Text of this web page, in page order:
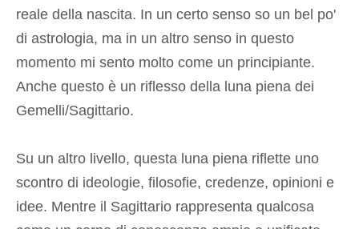
reale della nascita. In un certo senso so un bel po'
di astrologia, ma in un altro senso in questo
momento mi sento molto come un principiante.
Anche questo è un riflesso della luna piena dei
Gemelli/Sagittario.
Su un altro livello, questa luna piena riflette uno
scontro di ideologie, filosofie, credenze, opinioni e
idee. Mentre il Sagittario rappresenta qualcosa